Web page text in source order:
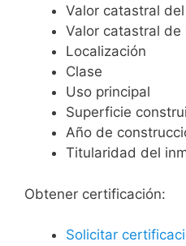
Valor catastral
Valor catastral de
Localización
Clase
Uso principal
Superficie
Año de
Titularidad del
Obtener certificación:
Solicitar